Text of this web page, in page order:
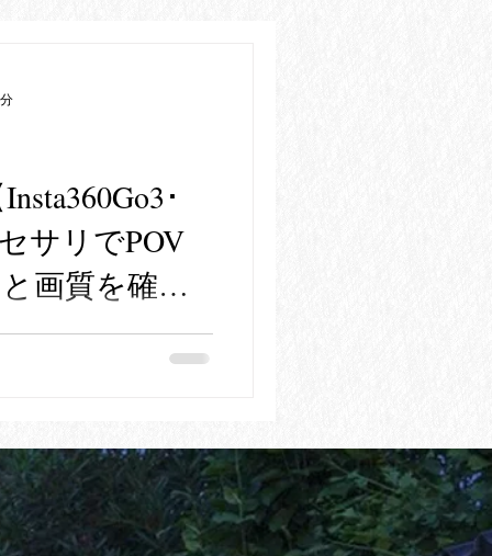
･
サリでPOV
画質を確認
予定） ＜目次・シーンチ
武家屋敷跡ＧＷ後半